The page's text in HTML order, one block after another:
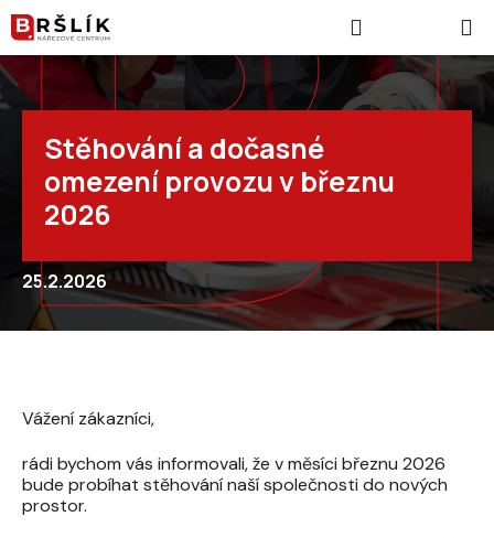
Přejít na obsah
Stěhování a dočasné
omezení provozu v březnu
2026
25.2.2026
Vážení zákazníci,
rádi bychom vás informovali, že v měsíci březnu 2026
bude probíhat stěhování naší společnosti do nových
prostor.